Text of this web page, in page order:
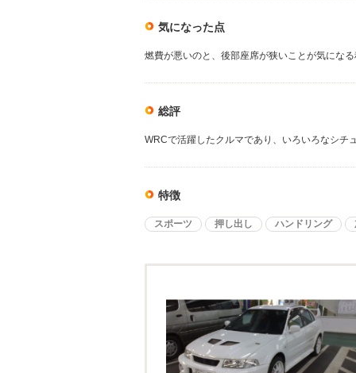
気になった点
燃費が悪いのと、後部座席が狭いことが気にな
総評
WRCで活躍したクルマであり、いろいろなシチ
特徴
スポーツ 押し出し ハンドリング